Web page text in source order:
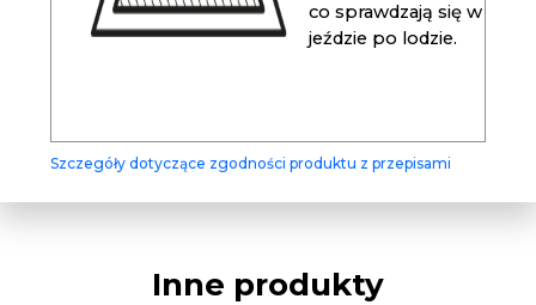
co sprawdzają się w
jeździe po lodzie.
Szczegóły dotyczące zgodności produktu z przepisami
Inne produkty